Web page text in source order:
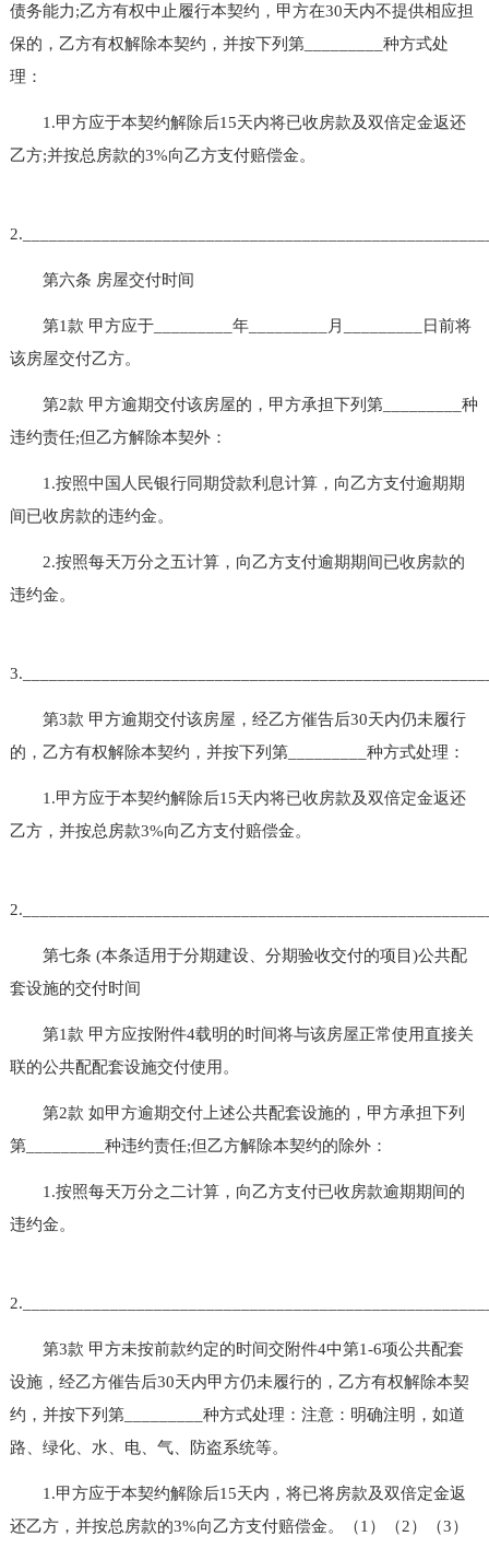
债务能力;乙方有权中止履行本契约，甲方在30天内不提供相应担
保的，乙方有权解除本契约，并按下列第_________种方式处
理：
1.甲方应于本契约解除后15天内将已收房款及双倍定金返还
乙方;并按总房款的3%向乙方支付赔偿金。
第六条 房屋交付时间
第1款 甲方应于_________年_________月_________日前将
该房屋交付乙方。
第2款 甲方逾期交付该房屋的，甲方承担下列第_________种
违约责任;但乙方解除本契外：
1.按照中国人民银行同期贷款利息计算，向乙方支付逾期期
间已收房款的违约金。
2.按照每天万分之五计算，向乙方支付逾期期间已收房款的
违约金。
第3款 甲方逾期交付该房屋，经乙方催告后30天内仍未履行
的，乙方有权解除本契约，并按下列第_________种方式处理：
1.甲方应于本契约解除后15天内将已收房款及双倍定金返还
乙方，并按总房款3%向乙方支付赔偿金。
第七条 (本条适用于分期建设、分期验收交付的项目)公共配
套设施的交付时间
第1款 甲方应按附件4载明的时间将与该房屋正常使用直接关
联的公共配配套设施交付使用。
第2款 如甲方逾期交付上述公共配套设施的，甲方承担下列
第_________种违约责任;但乙方解除本契约的除外：
1.按照每天万分之二计算，向乙方支付已收房款逾期期间的
违约金。
第3款 甲方未按前款约定的时间交附件4中第1-6项公共配套
设施，经乙方催告后30天内甲方仍未履行的，乙方有权解除本契
约，并按下列第_________种方式处理：注意：明确注明，如道
路、绿化、水、电、气、防盗系统等。
1.甲方应于本契约解除后15天内，将已将房款及双倍定金返
还乙方，并按总房款的3%向乙方支付赔偿金。（1）（2）（3）